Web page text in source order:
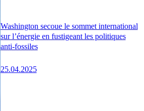
Washington secoue le sommet international
sur l’énergie en fustigeant les politiques
anti-fossiles
25.04.2025